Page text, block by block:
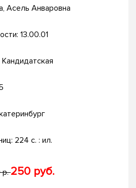
Асель Анваровна
13.00.01
Кандидатская
224 с. : ил.
р.250 руб.